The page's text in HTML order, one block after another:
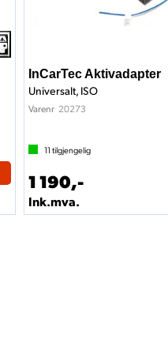
InCarTec Aktivadapter
Universalt, ISO
Varenr 20273
11 tilgjengelig
1 190,-
Ink.mva.